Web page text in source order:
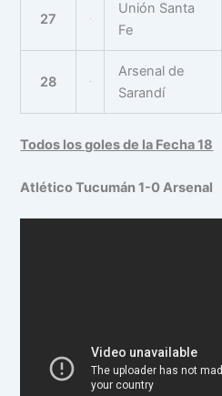
27
Unión Santa
Fe
28
Arsenal de
Sarandí
Todos los goles de la Fecha 18
Atlético Tucumán 1-0 Arsenal